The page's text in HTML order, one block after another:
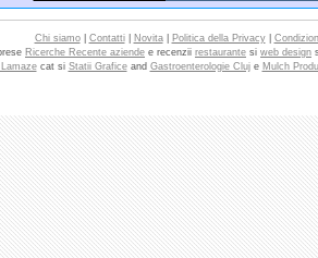
Chi siamo| Contatti| Novita| Politica della Privacy|
Ricerche Recente aziende e recenzii restaurante si web design
cat si Statii Graficeand Gastroenterologie Cluje Mulch